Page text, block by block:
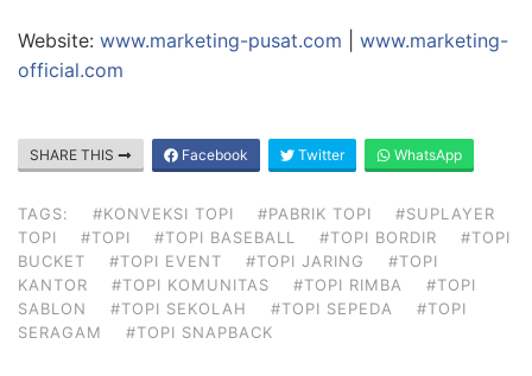
Website: www.marketing-pusat.com
www.marketing-
official.com
SHARE THIS Facebook Twitter WhatsApp
TAGS: #KONVEKSI TOPI #PABRIK TOPI
#SUPLAYER
TOPI
#TOPI #TOPI BASEBALL #TOPI BORDIR
#TOPI
BUCKET
#TOPI EVENT #TOPI JARING
#TOPI
KANTOR
#TOPI KOMUNITAS #TOPI RIMBA
#TOPI
SABLON
#TOPI SEKOLAH #TOPI SEPEDA
#TOPI
SERAGAM
#TOPI SNAPBACK